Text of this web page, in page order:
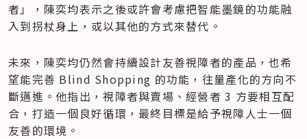
者」，陳奕均表示之後或許會考慮把智能墨鏡的功能融
入到拐杖身上，或以其他的方式來替代。
未來，陳奕均仍然會持續設計友善視障者的產品，也希
望能完善 Blind Shopping 的功能，往量產化的方向不
斷邁進。他指出，視障者與賣場、經營者 3 方要相互配
合，打造一個良好循環，最終目標是給予視障人士一個
友善的環境。